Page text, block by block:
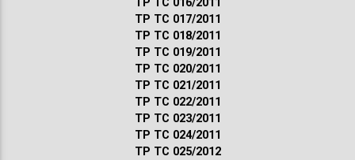
ТР ТС 016/2011
ТР ТС 017/2011
ТР ТС 018/2011
ТР ТС 019/2011
ТР ТС 020/2011
ТР ТС 021/2011
ТР ТС 022/2011
ТР ТС 023/2011
ТР ТС 024/2011
ТР ТС 025/2012